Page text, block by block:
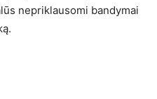
nepriklausomi bandymai